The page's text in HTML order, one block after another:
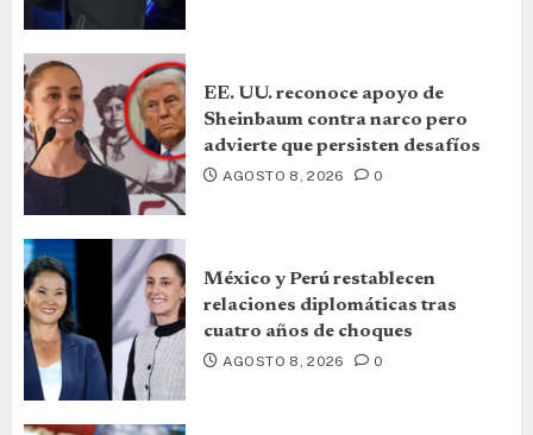
EE. UU. reconoce apoyo de
Sheinbaum contra narco pero
advierte que persisten desafíos
AGOSTO 8, 2026 0
México y Perú restablecen
relaciones diplomáticas tras
cuatro años de choques
AGOSTO 8, 2026 0